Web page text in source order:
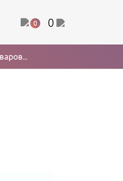
0 0